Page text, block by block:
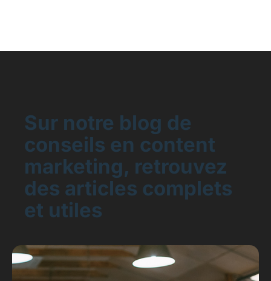
Sur notre blog de
conseils en content
marketing, retrouvez
des articles complets
et utiles